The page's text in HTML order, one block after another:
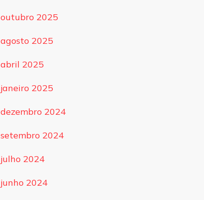
outubro 2025
agosto 2025
abril 2025
janeiro 2025
dezembro 2024
setembro 2024
julho 2024
junho 2024